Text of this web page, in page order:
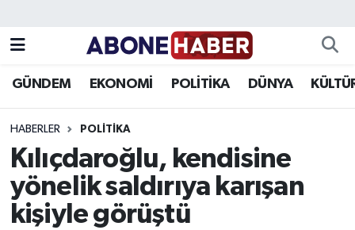
GÜNDEM EKONOMİ POLİTİKA DÜNYA
HABERLER POLITIKA
Kılıçdaroğlu, kendisine
yönelik saldırıya karışan
kişiyle görüştü
Asayiş
Bilim ve Teknoloji
Süper Lig Puan Durumu ve Fikstür
Tüm Manşetler